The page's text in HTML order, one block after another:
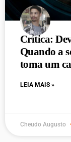
Crítica:
Quando a
toma um
LEIA MAIS »
Cheudo Augusto